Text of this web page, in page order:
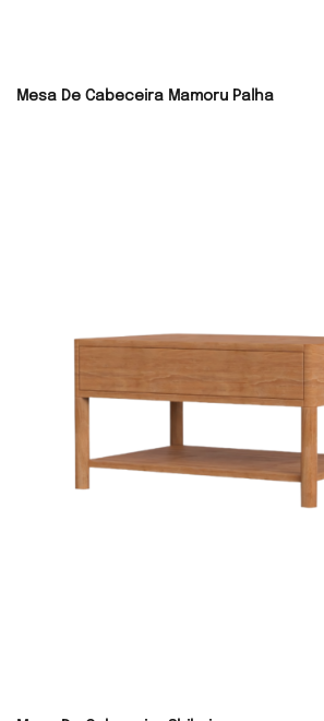
Mesa De Cabeceira Mamoru Palha